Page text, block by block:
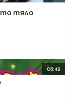
тяло
06:49